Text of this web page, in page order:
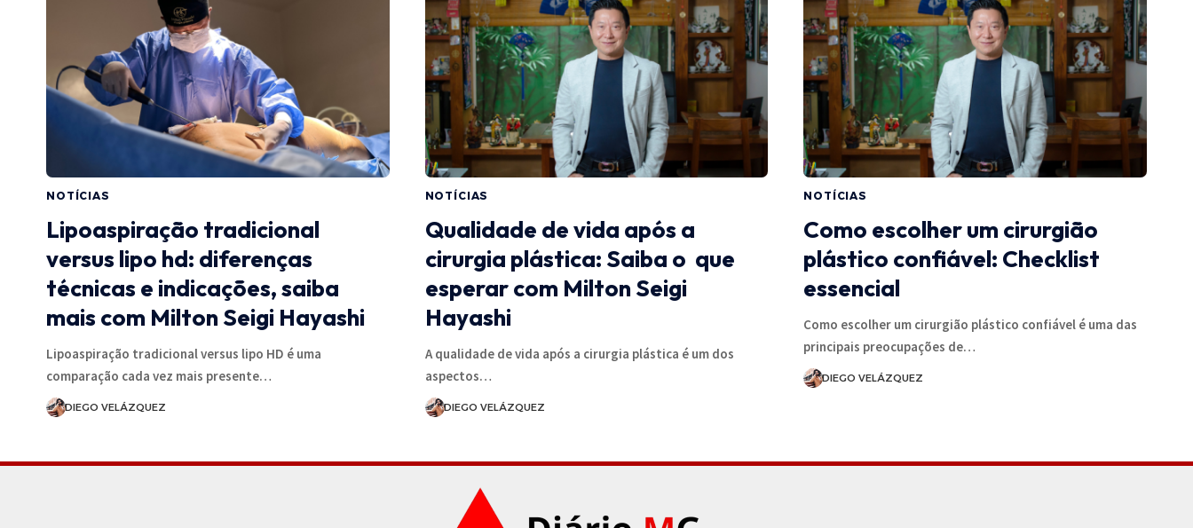
NOTÍCIAS
Lipoaspiração tradicional
versus lipo hd: diferenças
técnicas e indicações, saiba
mais com Milton Seigi Hayashi
Lipoaspiração tradicional versus lipo HD é uma
comparação cada vez mais presente…
DIEGO VELÁZQUEZ
NOTÍCIAS
Qualidade de vida após a
cirurgia plástica: Saiba o que
esperar com Milton Seigi
Hayashi
A qualidade de vida após a cirurgia plástica é um dos
aspectos…
DIEGO VELÁZQUEZ
NOTÍCIAS
Como escolher um cirurgião
plástico confiável: Checklist
essencial
Como escolher um cirurgião plástico confiável é uma das
principais preocupações de…
DIEGO VELÁZQUEZ